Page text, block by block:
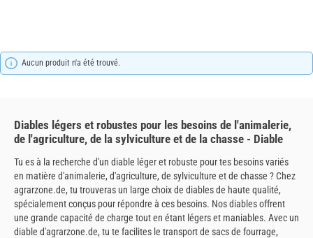
Aucun produit n'a été trouvé.
Diables légers et robustes pour les besoins de l'animalerie,
de l'agriculture, de la sylviculture et de la chasse - Diable
Tu es à la recherche d'un diable léger et robuste pour tes besoins variés
en matière d'animalerie, d'agriculture, de sylviculture et de chasse ? Chez
agrarzone.de, tu trouveras un large choix de diables de haute qualité,
spécialement conçus pour répondre à ces besoins. Nos diables offrent
une grande capacité de charge tout en étant légers et maniables. Avec un
diable d'agrarzone.de, tu te facilites le transport de sacs de fourrage,